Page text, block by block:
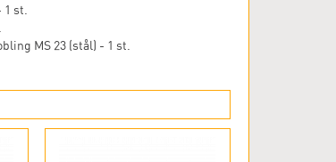
st.
MS 23 (stål) - 1 st.